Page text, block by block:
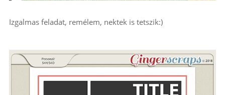
Izgalmas feladat, remélem, nektek is tetszik:)